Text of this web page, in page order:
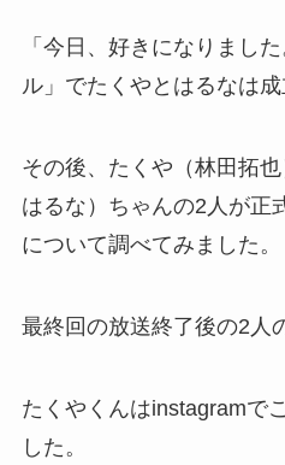
「今日、好きになりまし
ル」でたくやとはるなは
その後、たくや（林田拓
はるな）ちゃんの2人が正
について調べてみました。
最終回の放送終了後の2人
たくやくんはinstagramで
した。